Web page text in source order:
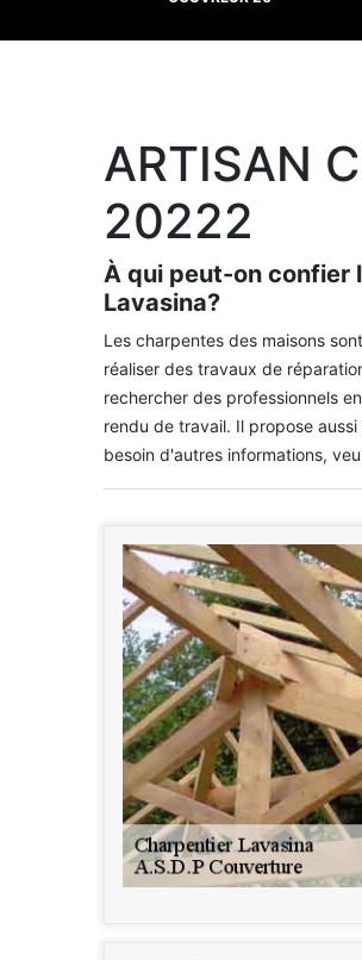
ARTISAN
20222
À qui peut-on confier
Lavasina?
Les charpentes des maisons
réaliser des travaux de
rechercher des professionnels
rendu de travail. Il propose
besoin d'autres informations,